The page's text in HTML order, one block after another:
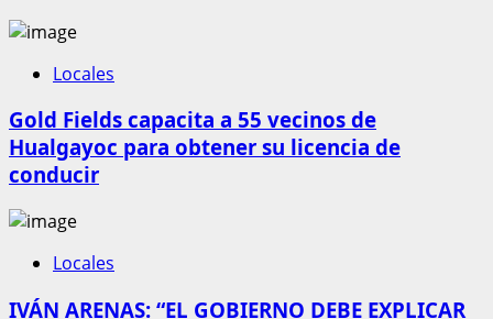
Locales
Gold Fields capacita a 55 vecinos de
Hualgayoc para obtener su licencia de
conducir
Locales
IVÁN ARENAS: “EL GOBIERNO DEBE EXPLICAR